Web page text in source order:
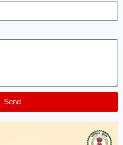
Send